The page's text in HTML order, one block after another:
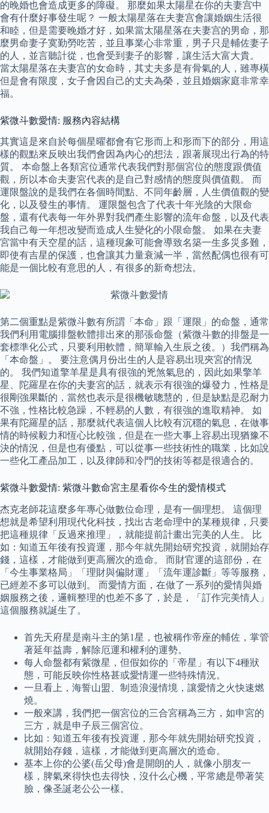
的晚婚也會造成更多的障礙。 那麼如果太陽星在你的夫妻宫中
會有什麼好事發生呢？ 一般太陽星落在夫妻宫會讓婚姻生活很
和睦，但是需要晚婚才好，如果當太陽星落在夫妻宫的男命，那
麼男命妻子寞勤勞吃苦，並且事業心非常重，男子只是輔佐妻子
的人，並言聽計從，也會受到妻子的影響，讓生活大富大貴。
當太陽星落在夫妻宫的女命時，其丈夫多是有骨氣的人，雖專橫
但是會有限度，女子會因自己的丈夫為榮，並且婚姻家庭非常幸
福。
紫微斗數愛情: 服務內容結構
其實這是來自於每個星曜都會有它形而上和形而下的部分，用這
樣的觀點來反映出我們會因為內心的想法，跟著展現出行為的特
質。 本命盤上各類宮位通常代表我們對那個宮位的態度跟價值
觀，所以本命夫妻宮代表的是自己對感情的態度與價值觀。 而
運限盤說的是我們在各個時間點、不同年齡層，人生價值觀的變
化，以及發生的事情。 運限盤包含了代表十年光陰的大限命
盤，還有代表每一年外界對我們產生影響的流年命盤，以及代表
我自己每一年想改變而造成人生變化的小限命盤。 如果在夫妻
宮當中有天空星的話，這種現象可能會導致名築一生多災多難，
即使有吉星的保護，也會讓其力量衰減一半，當然配偶也很有可
能是一個比較有意思的人，有很多的新奇想法。
第二個重點是紫微斗數有所謂「本命」跟「運限」的命盤，通常
我們利用電腦排盤軟體排出來的那張命盤（紫微斗數的排盤是一
套標準化公式，只要利用軟體，簡單輸入生辰之後。）我們稱為
「本命盤」。 要注意偶月份出生的人是容易出現夾宮的情況
的。 我們知道擎羊星是具有很強的兇煞氣息的，因此如果擎羊
星、陀羅星在你的夫妻宮的話，就表示有很強的爆發力，性格是
很剛強果斷的，當然也表示是很機敏聰慧的，但是缺點是忍耐力
不強，性格比較急躁，不輕易的人數，有很強的進取精神。 如
果有陀羅星的話，那麼就代表這個人比較有沉穩的氣息，在做事
情的時候毅力和恆心比較強，但是在一些大事上容易出現猶豫不
決的情況，但是也有優點，可以從事一些技術性的職業，比如說
一些化工產品加工，以及律師和冷門的技術等都是很適合的。
紫微斗數愛情: 紫微斗數命宮主星看你今生的愛情模式
杰克老師花這麼多年專心做數位命理，是有一個理想。 這個理
想就是希望利用現代化科技，找出古老命理中的某種規律，只要
把這種規律「反過來推理」，就能提前計畫出完美的人生。 比
如：知道五年後有投資運，那今年就先開始研究投資，就開始存
錢，這樣，才能做到更高層次的造命。 而財官運的這部份，在
「今生事業格局」「理財與偏財運」「流年運診斷」等等服務，
已經差不多可以做到。 而愛情方面，在做了一系列的愛情與婚
姻服務之後，邏輯整理的也差不多了，於是，「訂作完美情人」
這個服務就誕生了。
首先天府星是南斗主的第1星，也被稱作帝座的輔佐，掌管
著延年益壽，解除厄運和權利的運勢。
每人命盤都有紫微星，但假如你的「帝星」有以下4種狀
態，可能反映你性格甚或愛情運一些特殊情況。
一旦看上，海誓山盟、制造浪漫情境，讓愛情之火快速燃
燒。
一般來講，我們把一個宮位的三合宮稱為三方，如申宮的
三方，就是申子辰三個宮位。
比如：知道五年後有投資運，那今年就先開始研究投資，
就開始存錢，這樣，才能做到更高層次的造命。
基本上你的公婆(岳父母)會是開朗的人，就像小朋友一
樣，脾氣來得快也去得快，沒什么心機，平常總是帶著笑
臉，像圣誕老公公一樣。